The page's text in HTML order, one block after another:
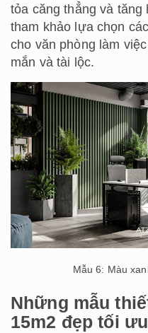
tỏa căng thẳng và tăng
tham khảo lựa chọn
cho văn phòng làm
mắn và tài lộc.
Mẫu 6: Màu
Những mẫu
15m2 đẹp tối